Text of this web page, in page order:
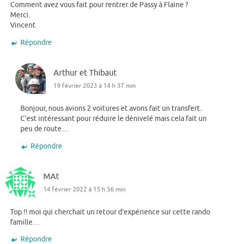
Comment avez vous fait pour rentrer de Passy à Flaine ?
Merci.
Vincent
Répondre
Arthur et Thibaut
19 février 2023 à 14 h 37 min
Bonjour, nous avions 2 voitures et avons fait un transfert.
C’est intéressant pour réduire le dénivelé mais cela fait un
peu de route…
Répondre
MAt
14 février 2022 à 15 h 56 min
Top !! moi qui cherchait un retour d’expérience sur cette rando
famille…
Répondre